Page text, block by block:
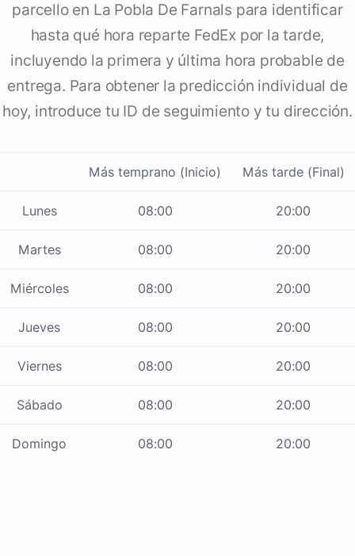
parcello en La Pobla De Farnals para identificar
hasta qué hora reparte FedEx por la tarde,
incluyendo la primera y última hora probable de
entrega. Para obtener la predicción individual de
hoy, introduce tu ID de seguimiento y tu dirección.
Más temprano (Inicio) Más tarde (Final)
Lunes 08:00 20:00
Martes 08:00 20:00
Miércoles 08:00 20:00
Jueves 08:00 20:00
Viernes 08:00 20:00
Sábado 08:00 20:00
Domingo 08:00 20:00